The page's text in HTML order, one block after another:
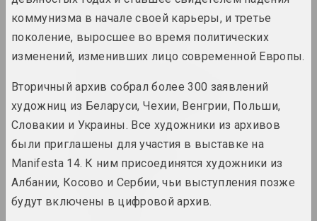
Арт-Беларусь (сайт)
интернет ресурс, архив
Арт-сообщество имени
Тадэуша Рэйтона
сообщество
Арт-Сядзіба
культурный центр
Артель
коммунизма в начале своей карьеры, и третье
поколение, выросшее во время политических
изменений, изменивших лицо современной Европы.
Вторичный архив собрал более 300 заявлений
художниц из Беларуси, Чехии, Венгрии, Польши,
Словакии и Украины. Все художники из архивов
были приглашены для участия в выставке на
Manifesta 14. К ним присоединятся художники из
Албании, Косово и Сербии, чьи выступления позже
будут включены в цифровой архив.